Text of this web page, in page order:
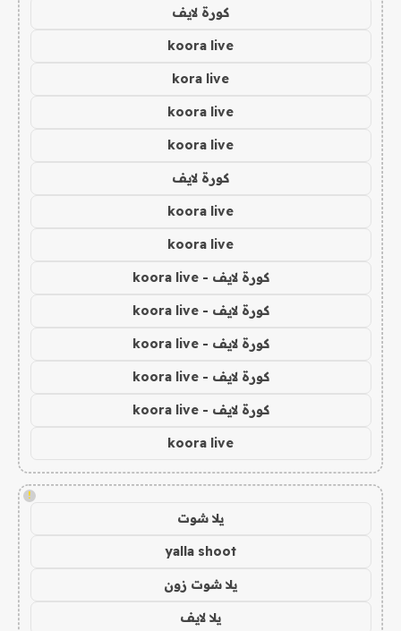
كورة لايف
koora live
kora live
koora live
koora live
كورة لايف
koora live
koora live
كورة لايف - koora live
كورة لايف - koora live
كورة لايف - koora live
كورة لايف - koora live
كورة لايف - koora live
koora live
!
يلا شوت
yalla shoot
يلا شوت زون
يلا لايف